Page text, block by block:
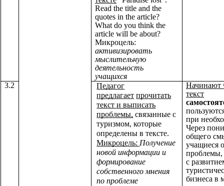
Read the title and the
quotes in the article?
What do you think the
article will be about?
Микроцель:
активизировать
мыслительную
деятельность
учащихся
3.2
Педагог
предлагает прочитать
текст и выписать
проблемы, связанные с
туризмом, которые
определены в тексте.
Микроцель: Получение
новой информации и
формирование
собственного мнения
по проблеме
Начинают
текст
при
Через
общего
учащиеся
проблемы,
с
бизнеса в